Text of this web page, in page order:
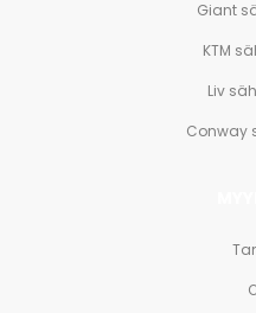
Giant
KTM
Liv
Conway